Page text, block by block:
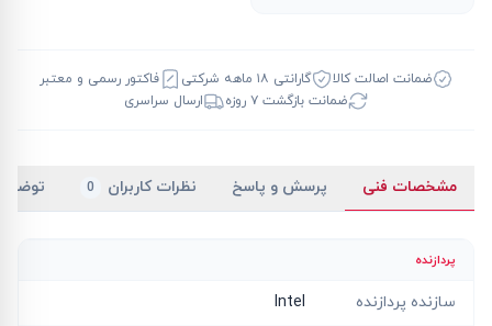
ضمانت اصالت کالا گارانتی ۱۸ ماهه شرکتی
فاکتور رسمی و معتبر
ضمانت بازگشت ۷ روزه
ارسال سراسری
مشخصات فنی پرسش و پاسخ نظرات کاربران 0
پردازنده
سازنده پردازنده Intel